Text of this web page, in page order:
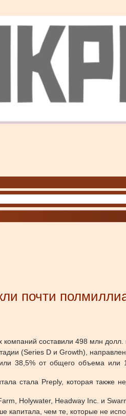
почти
компаний составили 498 млн
(Series D и Growth),
38,5% от общего объема
стала Preply, которая также
Holywater, Headway Inc. и
капитала, чем те, которые не